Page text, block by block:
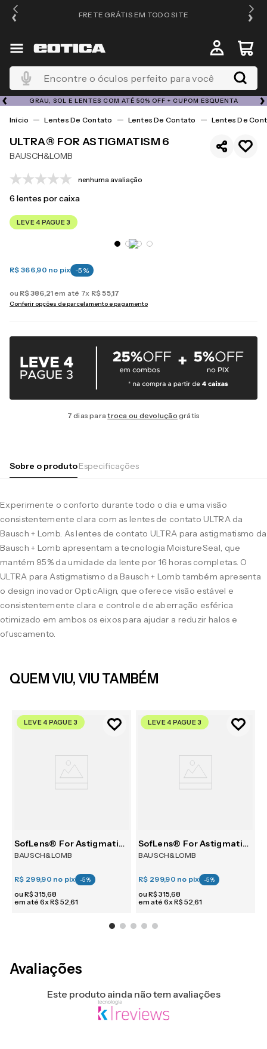
FRETE GRÁTIS EM TODO SITE
Encontre o óculos perfeito para você
GRAU, SOL E LENTES COM ATÉ 50% OFF + CUPOM ESQUENTA
Lentes De Contato Lentes De Contato Lentes De
ULTRA® FOR ASTIGMATISM 6
BAUSCH&LOMB
nenhuma avaliação
6 lentes por caixa
LEVE 4 PAGUE 3
R$ 366,90 no pix -5 %
ou R$386,21 em até 7x R$55,17
Conferir opções de parcelamento e pagamento
7 dias paratroca ou devolução grátis
Sobre o produtoEspecificações
Experimente o conforto durante todo o dia e uma visão
consistentemente clara com as lentes de contato ULTRA da
Bausch + Lomb. As lentes de contato ULTRA para astigmatismo da
Bausch + Lomb apresentam a tecnologia MoistureSeal, que
mantém 95% da umidade da lente por 16 horas completas. O
ULTRA para Astigmatismo da Bausch + Lomb também apresenta
o design inovador OpticAlign, que oferece visão estável e
consistentemente clara e controle de aberração esférica
otimizado em ambos os eixos para ajudar a reduzir halos e
ofuscamento.
QUEM VIU, VIU TAMBÉM
LEVE 4 PAGUE 3
SofLens® For Astigmatism 6
BAUSCH&LOMB
R$ 299,90 no pix -5%
ou R$ 315,68
em até 6xR$ 52,61
LEVE 4 PAGUE 3
SofLens® For Astigmatism 6
BAUSCH&LOMB
R$ 299,90 no pix -5%
ou R$ 315,68
em até 6xR$ 52,61
Avaliações
Este produto ainda não tem avaliações